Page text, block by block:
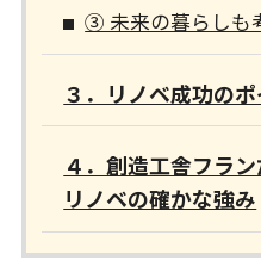
③ 未来の暮らしも
３．リノベ成功の
４．創造工舎フラ
リノベの確かな強み